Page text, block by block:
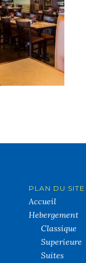
PLAN DU SITE
Accueil
Hebergement
Classique
Superieure
Suites